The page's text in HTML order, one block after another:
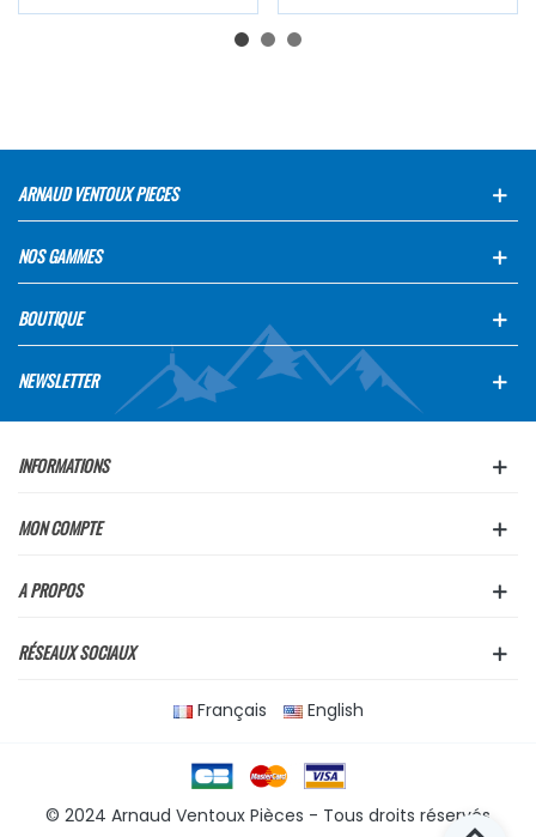
ARNAUD VENTOUX PIECES
NOS GAMMES
BOUTIQUE
NEWSLETTER
INFORMATIONS
MON COMPTE
A PROPOS
RÉSEAUX SOCIAUX
Français English
© 2024 Arnaud Ventoux Pièces - Tous droits réservés